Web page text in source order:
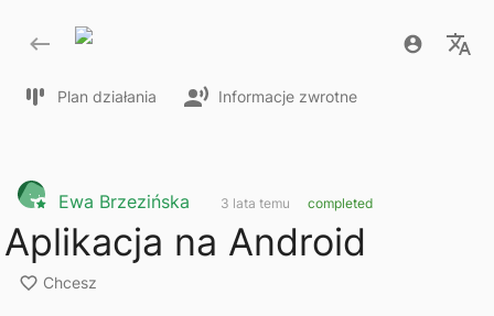
Plan działania Informacje zwrotne
Ewa Brzezińska 3 lata temu completed
Aplikacja na Android
Chcesz